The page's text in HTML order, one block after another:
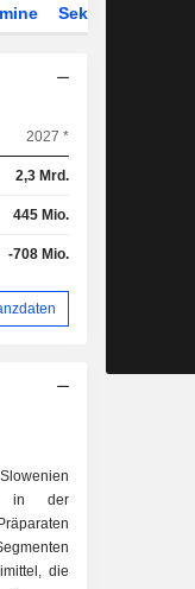
Sektor
2027 *
2,3 Mrd.
445 Mio.
-708 Mio.
in der
die